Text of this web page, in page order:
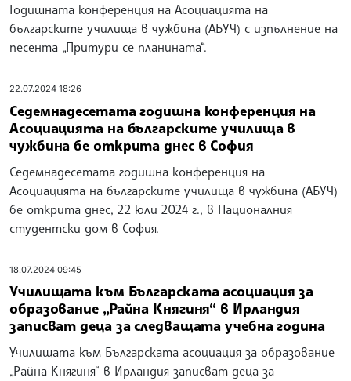
Годишната конференция на Асоциацията на
българските училища в чужбина (АБУЧ) с изпълнение на
песента „Притури се планината“.
22.07.2024 18:26
Седемнадесетата годишна конференция на
Асоциацията на българските училища в
чужбина бе открита днес в София
Седемнадесетата годишна конференция на
Асоциацията на българските училища в чужбина (АБУЧ)
бе открита днес, 22 юли 2024 г., в Националния
студентски дом в София.
18.07.2024 09:45
Училищата към Българската асоциация за
образование „Райна Княгиня“ в Ирландия
записват деца за следващата учебна година
Училищата към Българската асоциация за образование
„Райна Княгиня“ в Ирландия записват деца за